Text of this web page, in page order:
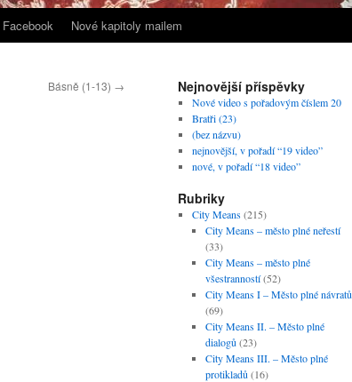
Facebook Nové kapitoly mailem
Básně (1-13) → Nejnovější příspěvky
Nové video s pořadovým číslem 20
Bratři (23)
(bez názvu)
nejnovější, v pořadí “19 video”
nové, v pořadí “18 video”
Rubriky
City Means(215)
City Means – město plné neřestí
(33)
City Means – město plné
všestranností(52)
City Means I – Město plné návratů
(69)
City Means II. – Město plné
dialogů (23)
City Means III. – Město plné
protikladů (16)